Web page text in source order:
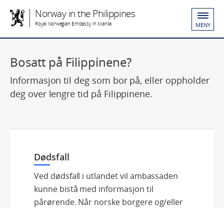
Norway in the Philippines
Royal Norwegian Embassy in Manila MENY
Bosatt på Filippinene?
Informasjon til deg som bor på, eller oppholder
deg over lengre tid på Filippinene.
Dødsfall
Ved dødsfall i utlandet vil ambassaden
kunne bistå med informasjon til
pårørende. Når norske borgere og/eller